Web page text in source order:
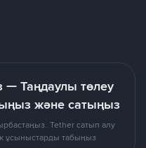
— Таңдаулы төлеу
және сатыңыз
Tether сатып алу
ұсыныстарды табыңыз